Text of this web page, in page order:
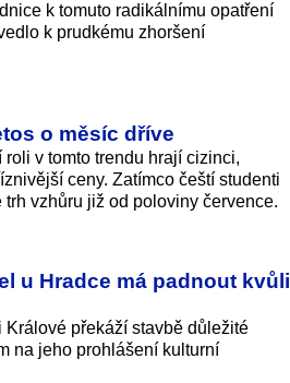
k tomuto radikálnímu opatření
k prudkému zhoršení
o měsíc dříve
v tomto trendu hrají cizinci,
ceny. Zatímco čeští studenti
vzhůru již od poloviny července.
u Hradce má padnout kvůli
překáží stavbě důležité
na jeho prohlášení kulturní